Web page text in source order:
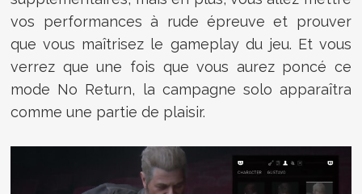
vos performances à rude épreuve et prouver
que vous maîtrisez le gameplay du jeu. Et vous
verrez que une fois que vous aurez poncé ce
mode No Return, la campagne solo apparaîtra
comme une partie de plaisir.